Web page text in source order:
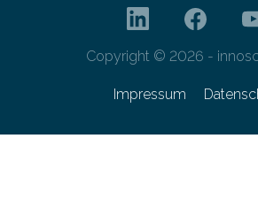
Copyright © 2026 -
Impressum